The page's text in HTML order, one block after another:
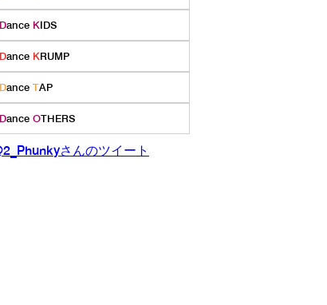
Dance KIDS
Dance KRUMP
Dance TAP
Dance OTHERS
さんのツイート